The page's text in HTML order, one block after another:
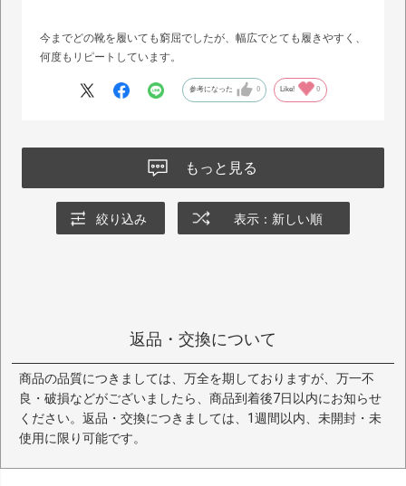
今までどの靴を履いても窮屈でしたが、幅広でとても履きやすく、
何度もリピートしています。
参考になった 0 Like! 0
もっと見る
絞り込み 表示：新しい順
返品・交換について
商品の品質につきましては、万全を期しておりますが、万一不
良・破損などがございましたら、商品到着後7日以内にお知らせ
ください。返品・交換につきましては、1週間以内、未開封・未
使用に限り可能です。